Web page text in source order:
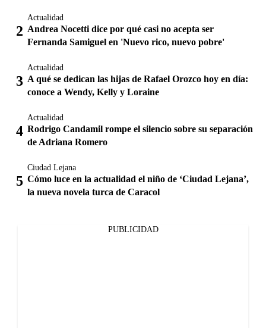
Actualidad
Andrea Nocetti dice por qué casi no acepta ser
Fernanda Samiguel en 'Nuevo rico, nuevo pobre'
Actualidad
A qué se dedican las hijas de Rafael Orozco hoy en día:
conoce a Wendy, Kelly y Loraine
Actualidad
Rodrigo Candamil rompe el silencio sobre su separación
de Adriana Romero
Ciudad Lejana
Cómo luce en la actualidad el niño de ‘Ciudad Lejana’,
la nueva novela turca de Caracol
PUBLICIDAD